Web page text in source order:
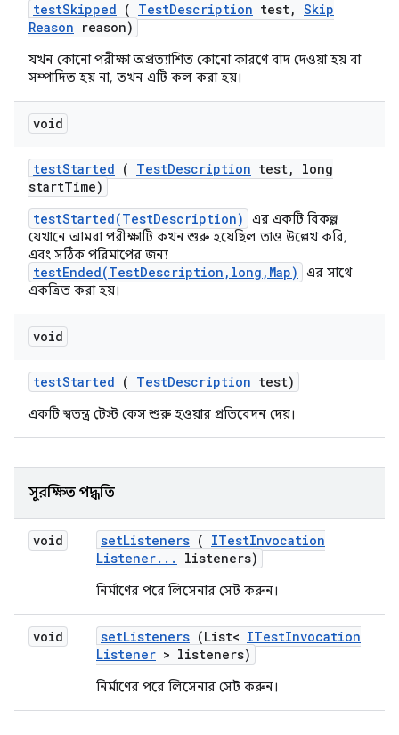
testSkipped ( TestDescription test, Skip
Reason reason)
যখন কোনো পরীক্ষা অপ্রত্যাশিত কোনো কারণে বাদ দেওয়া হয় বা
সম্পাদিত হয় না, তখন এটি কল করা হয়।
void
testStarted ( TestDescription test,
long
startTime)
testStarted(TestDescription)
এর একটি বিকল্প,
যেখানে আমরা পরীক্ষাটি কখন শুরু হয়েছিল তাও উল্লেখ করি,
এবং সঠিক পরিমাপের জন্য
testEnded(TestDescription,long,Map)
এর সাথে
একত্রিত করা হয়।
void
testStarted ( TestDescription test)
একটি স্বতন্ত্র টেস্ট কেস শুরু হওয়ার প্রতিবেদন দেয়।
সুরক্ষিত পদ্ধতি
void setListeners ( ITestInvocation
Listener. . . listeners)
নির্মাণের পরে লিসেনার সেট করুন।
void setListeners (List< ITestInvocation
Listener > listeners)
নির্মাণের পরে লিসেনার সেট করুন।